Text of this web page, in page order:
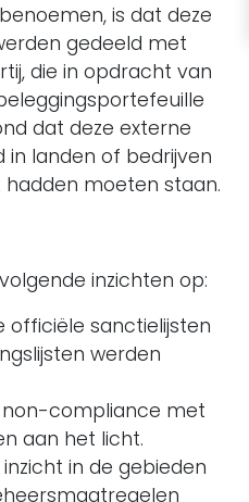
is dat deze
gedeeld met
die in opdracht van
dat deze externe
in landen of bedrijven
hadden moeten staan.
inzichten op:
officiële sanctielijsten
werden
non-compliance met
aan het licht.
in de gebieden